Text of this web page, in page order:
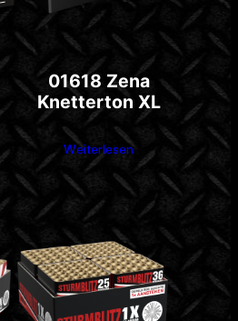
01618 Zena
Knetterton XL
Weiterlesen